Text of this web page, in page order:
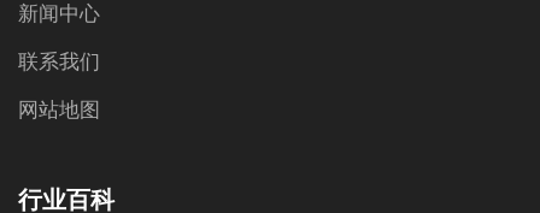
新闻中心
联系我们
网站地图
行业百科